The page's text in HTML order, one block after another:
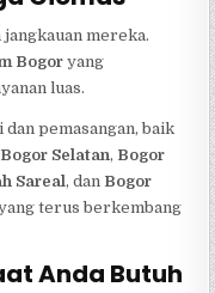
mereka.
Bogor yang
luas.
pemasangan, baik
Bogor Selatan, Bogor
Sareal , dan Bogor
terus berkembang
Anda Butuh